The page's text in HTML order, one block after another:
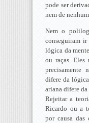
pode ser
nem de
Nem o
conseguiram
lógica da
ou raças. Eles
precisamente
difere da
ariana difere
Rejeitar a
Ricardo ou a
por causa das